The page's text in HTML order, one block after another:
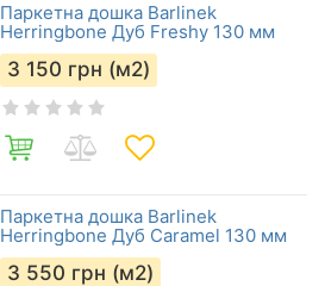
Паркетна дошка Barlinek
Herringbone Дуб Freshy 130 мм
3 150 грн (м2)
Паркетна дошка Barlinek
Herringbone Дуб Caramel 130 мм
3 550 грн (м2)